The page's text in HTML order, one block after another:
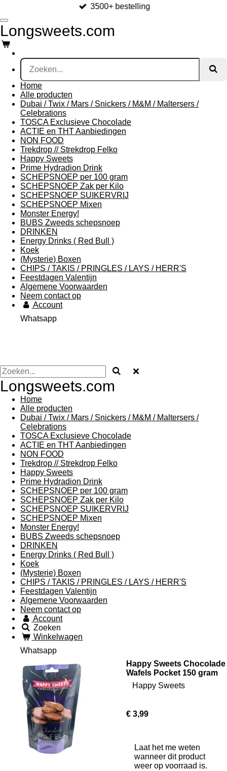
direct
naar
de
hoofdinhoud
3500+ bestelling
Longsweets.com
Home
Alle producten
Dubai / Twix / Mars / Snickers / M&M / Maltersers /
Celebrations
TOSCA Exclusieve Chocolade
ACTIE en THT Aanbiedingen
NON FOOD
Trekdrop // Strekdrop Felko
Happy Sweets
Prime Hydradion Drink
SCHEPSNOEP per 100 gram
SCHEPSNOEP Zak per Kilo
SCHEPSNOEP SUIKERVRIJ
SCHEPSNOEP Mixen
Monster Energy!
BUBS Zweeds schepsnoep
DRINKEN
Energy Drinks ( Red Bull )
Koek
(Mysterie) Boxen
CHIPS / TAKIS / PRINGLES / LAYS / HERR'S
Feestdagen Valentijn
Algemene Voorwaarden
Neem contact op
Account
Whatsapp
Longsweets.com
Home
Alle producten
Dubai / Twix / Mars / Snickers / M&M / Maltersers /
Celebrations
TOSCA Exclusieve Chocolade
ACTIE en THT Aanbiedingen
NON FOOD
Trekdrop // Strekdrop Felko
Happy Sweets
Prime Hydradion Drink
SCHEPSNOEP per 100 gram
SCHEPSNOEP Zak per Kilo
SCHEPSNOEP SUIKERVRIJ
SCHEPSNOEP Mixen
Monster Energy!
BUBS Zweeds schepsnoep
DRINKEN
Energy Drinks ( Red Bull )
Koek
(Mysterie) Boxen
CHIPS / TAKIS / PRINGLES / LAYS / HERR'S
Feestdagen Valentijn
Algemene Voorwaarden
Neem contact op
Account
Zoeken
Winkelwagen
Whatsapp
Happy Sweets Chocolade
Wafels Pocket 150 gram
Happy Sweets
€ 3,99
Laat het me weten
wanneer dit product
weer op voorraad is.